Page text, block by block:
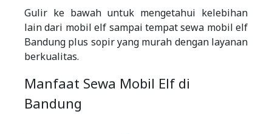
Gulir ke bawah untuk mengetahui kelebihan
lain dari mobil elf sampai tempat sewa mobil elf
Bandung plus sopir yang murah dengan layanan
berkualitas.
Manfaat Sewa Mobil Elf di
Bandung